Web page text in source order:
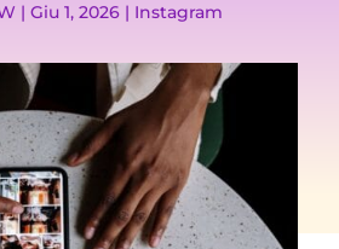
|Giu 1, 2026 | Instagram